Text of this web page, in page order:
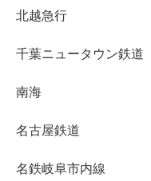
北越急行
千葉ニュータウン鉄道
南海
名古屋鉄道
名鉄岐阜市内線